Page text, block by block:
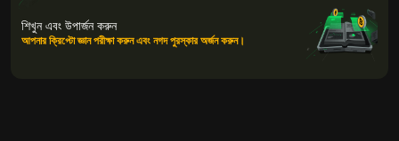
শিখুন এবং উপার্জন করুন
আপনার ক্রিপ্টো জ্ঞান পরীক্ষা করুন এবং নগদ পুরস্কার অর্জন করুন।